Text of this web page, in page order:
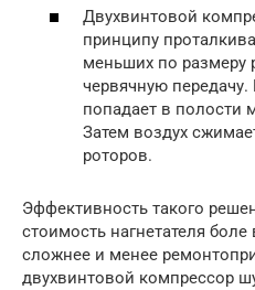
Двухвинтовой
принципу
меньших по размеру
червячную передачу.
попадает в полости
Затем воздух
роторов.
Эффективность такого
стоимость нагнетателя
сложнее и менее
двухвинтовой компрессор